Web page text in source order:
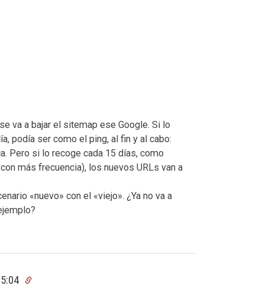
va a bajar el sitemap ese Google. Si lo
podía ser como el ping, al fin y al cabo:
Pero si lo recoge cada 15 días, como
más frecuencia), los nuevos URLs van a
«nuevo» con el «viejo». ¿Ya no va a